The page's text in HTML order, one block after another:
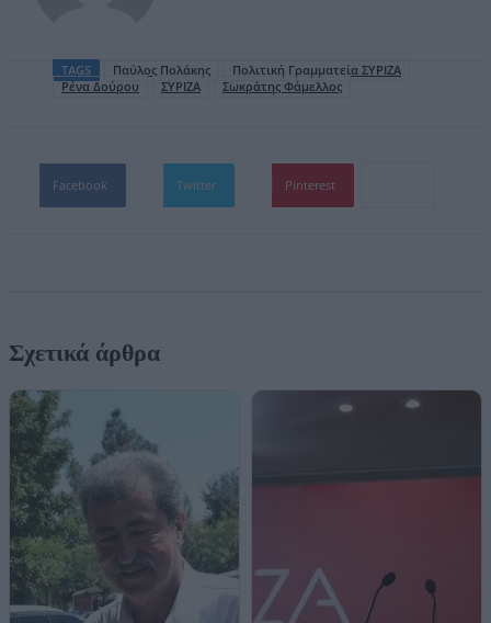
TAGS Παύλος Πολάκης
Πολιτική Γραμματεία ΣΥΡΙΖΑ
Ρένα Δούρου
ΣΥΡΙΖΑ Σωκράτης Φάμελλος
Facebook Twitter Pinterest
Σχετικά άρθρα